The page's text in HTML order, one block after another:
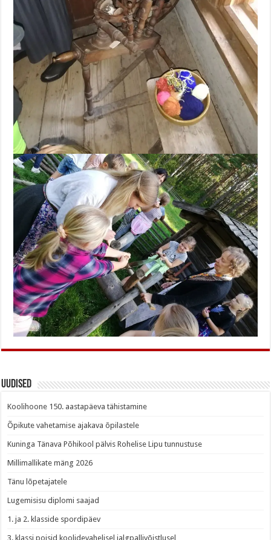
Uudised
Koolihoone 150. aastapäeva tähistamine
Õpikute vahetamise ajakava õpilastele
Kuninga Tänava Põhikool pälvis Rohelise Lipu tunnustuse
Millimallikate mäng 2026
Tänu lõpetajatele
Lugemisisu diplomi saajad
1. ja 2. klasside spordipäev
3. klassi poisid koolidevahelisel jalgpallivõistlusel